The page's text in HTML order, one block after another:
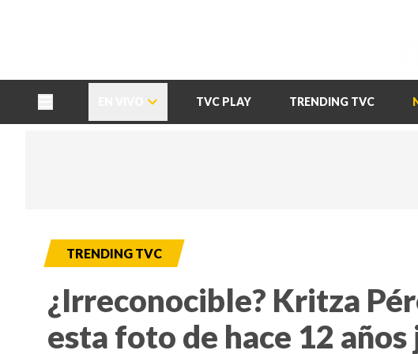
TVC PLAY TRENDING TVC
TRENDING TVC
¿Irreconocible? Kritza
esta foto de hace 12